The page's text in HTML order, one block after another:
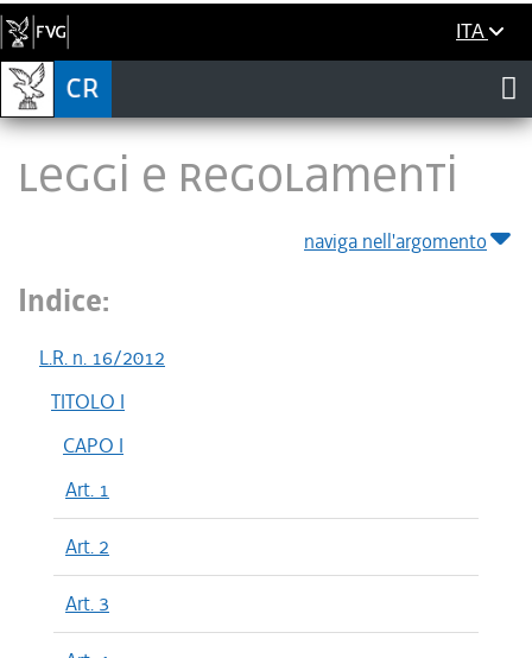
ITA
LEGGI E REGOLAMENTI
naviga nell'argomento
Indice:
L.R. n. 16/2012
TITOLO I
CAPO I
Art. 1
Art. 2
Art. 3